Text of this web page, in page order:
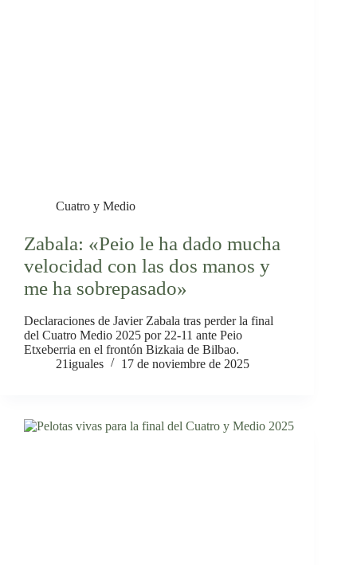
Cuatro y Medio
Zabala: «Peio le ha dado mucha
velocidad con las dos manos y
me ha sobrepasado»
Declaraciones de Javier Zabala tras perder la final
del Cuatro Medio 2025 por 22-11 ante Peio
Etxeberria en el frontón Bizkaia de Bilbao.
21iguales
17 de noviembre de 2025